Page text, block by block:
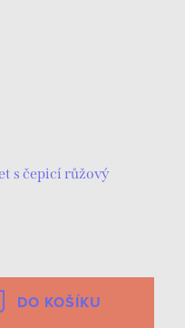
s čepicí růžový
DO KOŠÍKU